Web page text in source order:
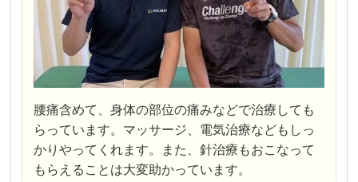
腰痛含めて、身体の部位の痛みなどで治療しても
らっています。マッサージ、電気治療などもしっ
かりやってくれます。また、針治療もおこなって
もらえることは大変助かっています。